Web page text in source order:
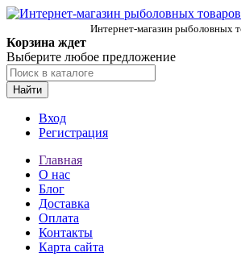
Интернет-магазин рыболовных
Корзина ждет
Выберите любое предложение
Найти
Вход
Регистрация
Главная
О нас
Блог
Доставка
Оплата
Контакты
Карта сайта